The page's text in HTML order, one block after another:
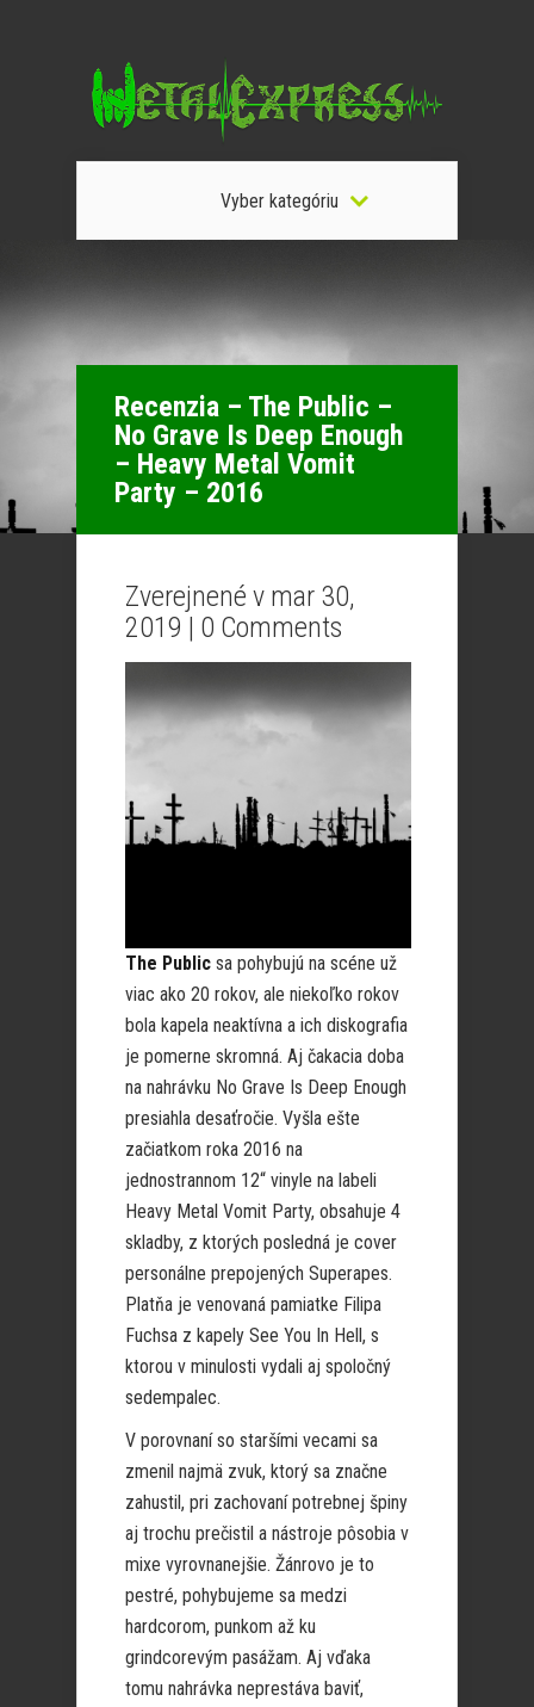
Vyber kategóriu
Recenzia – The Public –
No Grave Is Deep Enough
– Heavy Metal Vomit
Party – 2016
Zverejnené v mar 30,
2019 | 0 Comments
The Public sa pohybujú na scéne už
viac ako 20 rokov, ale niekoľko rokov
bola kapela neaktívna a ich diskografia
je pomerne skromná. Aj čakacia doba
na nahrávku No Grave Is Deep Enough
presiahla desaťročie. Vyšla ešte
začiatkom roka 2016 na
jednostrannom 12“ vinyle na labeli
Heavy Metal Vomit Party, obsahuje 4
skladby, z ktorých posledná je cover
personálne prepojených Superapes.
Platňa je venovaná pamiatke Filipa
Fuchsa z kapely See You In Hell, s
ktorou v minulosti vydali aj spoločný
sedempalec.
V porovnaní so staršími vecami sa
zmenil najmä zvuk, ktorý sa značne
zahustil, pri zachovaní potrebnej špiny
aj trochu prečistil a nástroje pôsobia v
mixe vyrovnanejšie. Žánrovo je to
pestré, pohybujeme sa medzi
hardcorom, punkom až ku
grindcorevým pasážam. Aj vďaka
tomu nahrávka neprestáva baviť,